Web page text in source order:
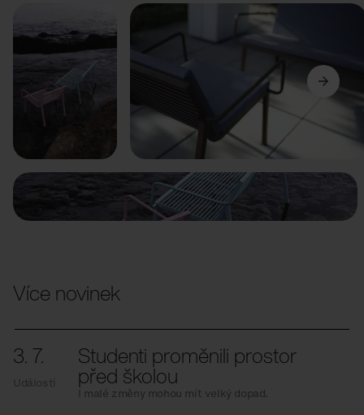
Předchozí
Více novinek
3. 7.
Události
Studenti proměnili prostor
před školou
I malé změny mohou mít velký dopad.